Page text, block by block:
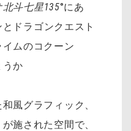
斗七星135°にあ
ドラゴンクエスト
ムのコクーン
うか
風グラフィック、
施された空間で、